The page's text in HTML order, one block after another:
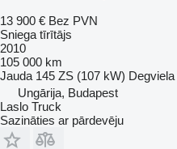
13 900 € Bez PVN
Sniega tīrītājs
2010
105 000 km
Jauda 145 ZS (107 kW) Degviela
Ungārija, Budapest
Laslo Truck
Sazināties ar pārdevēju